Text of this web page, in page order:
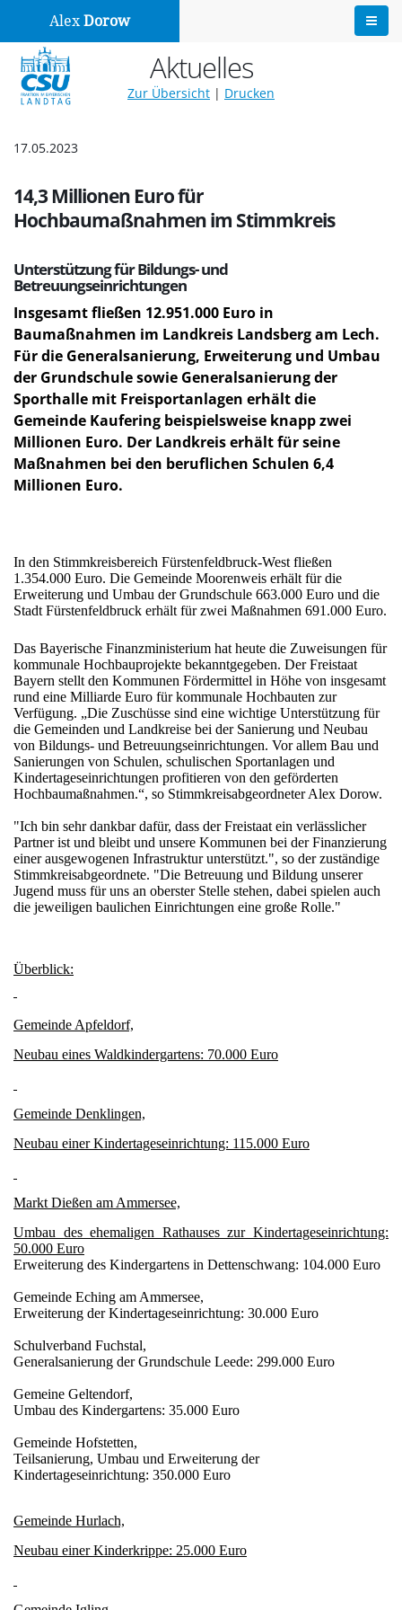
AlexDorow
Aktuelles
Zur Übersicht | Drucken
17.05.2023
14,3 Millionen Euro für
Hochbaumaßnahmen im Stimmkreis
Unterstützung für Bildungs- und
Betreuungseinrichtungen
Insgesamt fließen 12.951.000 Euro in
Baumaßnahmen im Landkreis Landsberg am Lech.
Für die Generalsanierung, Erweiterung und Umbau
der Grundschule sowie Generalsanierung der
Sporthalle mit Freisportanlagen erhält die
Gemeinde Kaufering beispielsweise knapp zwei
Millionen Euro. Der Landkreis erhält für seine
Maßnahmen bei den beruflichen Schulen 6,4
Millionen Euro.
In den Stimmkreisbereich Fürstenfeldbruck-West fließen
1.354.000 Euro. Die Gemeinde Moorenweis erhält für die
Erweiterung und Umbau der Grundschule 663.000 Euro und die
Stadt Fürstenfeldbruck erhält für zwei Maßnahmen 691.000 Euro.
Das Bayerische Finanzministerium hat heute die Zuweisungen für
kommunale Hochbauprojekte bekanntgegeben. Der Freistaat
Bayern stellt den Kommunen Fördermittel in Höhe von insgesamt
rund eine Milliarde Euro für kommunale Hochbauten zur
Verfügung. „Die Zuschüsse sind eine wichtige Unterstützung für
die Gemeinden und Landkreise bei der Sanierung und Neubau
von Bildungs- und Betreuungseinrichtungen. Vor allem Bau und
Sanierungen von Schulen, schulischen Sportanlagen und
Kindertageseinrichtungen profitieren von den geförderten
Hochbaumaßnahmen.“, so Stimmkreisabgeordneter Alex Dorow.
"Ich bin sehr dankbar dafür, dass der Freistaat ein verlässlicher
Partner ist und bleibt und unsere Kommunen bei der Finanzierung
einer ausgewogenen Infrastruktur unterstützt.", so der zuständige
Stimmkreisabgeordnete. "Die Betreuung und Bildung unserer
Jugend muss für uns an oberster Stelle stehen, dabei spielen auch
die jeweiligen baulichen Einrichtungen eine große Rolle."
Überblick:
Gemeinde Apfeldorf,
Neubau eines Waldkindergartens: 70.000 Euro
Gemeinde Denklingen,
Neubau einer Kindertageseinrichtung: 115.000 Euro
Markt Dießen am Ammersee,
Umbau des ehemaligen Rathauses zur Kindertageseinrichtung:
50.000 Euro
Erweiterung des Kindergartens in Dettenschwang: 104.000 Euro
Gemeinde Eching am Ammersee,
Erweiterung der Kindertageseinrichtung: 30.000 Euro
Schulverband Fuchstal,
Generalsanierung der Grundschule Leede: 299.000 Euro
Gemeine Geltendorf,
Umbau des Kindergartens: 35.000 Euro
Gemeinde Hofstetten,
Teilsanierung, Umbau und Erweiterung der
Kindertageseinrichtung: 350.000 Euro
Gemeinde Hurlach,
Neubau einer Kinderkrippe: 25.000 Euro